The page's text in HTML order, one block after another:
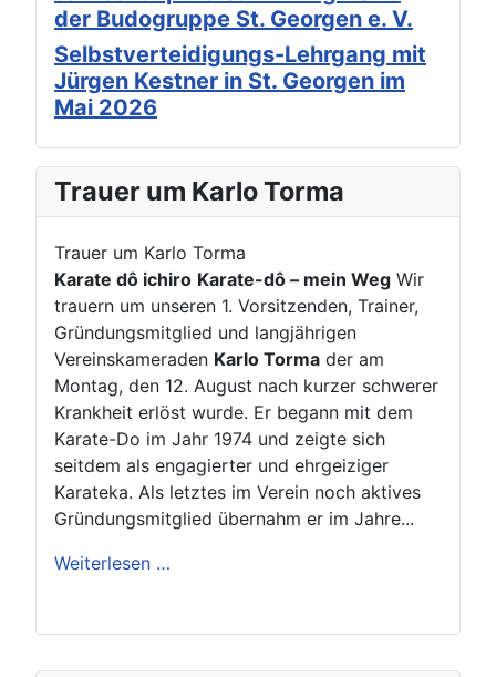
der Budogruppe St. Georgen e. V.
Selbstverteidigungs-Lehrgang mit
Jürgen Kestner in St. Georgen im
Mai 2026
Trauer um Karlo Torma
Trauer um Karlo Torma
Karate dô ichiro Karate-dô – mein Weg Wir
trauern um unseren 1. Vorsitzenden, Trainer,
Gründungsmitglied und langjährigen
Vereinskameraden Karlo Torma der am
Montag, den 12. August nach kurzer schwerer
Krankheit erlöst wurde. Er begann mit dem
Karate-Do im Jahr 1974 und zeigte sich
seitdem als engagierter und ehrgeiziger
Karateka. Als letztes im Verein noch aktives
Gründungsmitglied übernahm er im Jahre...
Weiterlesen …